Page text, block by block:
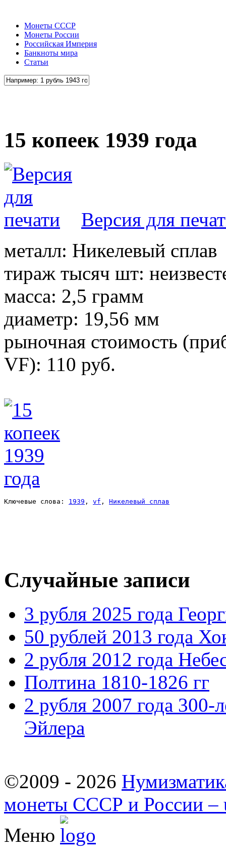
Монеты СССР
Монеты России
Российская Империя
Банкноты мира
Статьи
15 копеек 1939 года
Версия для
металл: Никелевый сплав
тираж тысяч шт:
масса: 2,5 грамм
диаметр: 19,56 мм
рыночная стоимость
VF): 110 руб.
Ключевые слова: 1939 , vf , Никелевый сплав
Случайные записи
3 рубля 2025 года
50 рублей 2013 года
2 рубля 2012 года
Полтина 1810-1826 гг
2 рубля 2007 года
Эйлера
©2009 - 2026
монеты СССР и России –
Меню